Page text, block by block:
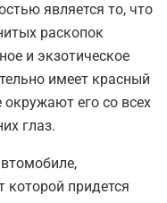
является то, что
раскопок
и экзотическое
имеет красный
его со всех
глаз.
которой придется